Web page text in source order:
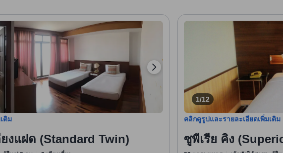
ติม
งแฝด (Standard Twin)
1/12
คลิกดูรูปและรายละเอียดเพิ่มเติม
ซูพีเรีย คิง